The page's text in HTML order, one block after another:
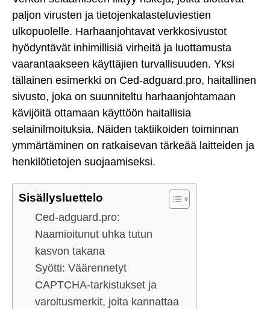
paljon virusten ja tietojenkalasteluviestien
ulkopuolelle. Harhaanjohtavat verkkosivustot
hyödyntävät inhimillisiä virheitä ja luottamusta
vaarantaakseen käyttäjien turvallisuuden. Yksi
tällainen esimerkki on Ced-adguard.pro, haitallinen
sivusto, joka on suunniteltu harhaanjohtamaan
kävijöitä ottamaan käyttöön haitallisia
selainilmoituksia. Näiden taktiikoiden toiminnan
ymmärtäminen on ratkaisevan tärkeää laitteiden ja
henkilötietojen suojaamiseksi.
Sisällysluettelo
Ced-adguard.pro:
Naamioitunut uhka tutun
kasvon takana
Syötti: Väärennetyt
CAPTCHA-tarkistukset ja
varoitusmerkit, joita kannattaa